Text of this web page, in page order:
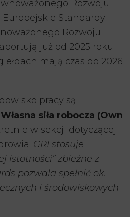
Rozwoju
Europejskie Standardy
Rozwoju
już od 2025 roku;
mają czas do 2026
pracy są
Własna siła robocza (Own
w sekcji dotyczącej
GRI stosuje
istotności” zbieżne z
pozwala spełnić ok.
i środowiskowych